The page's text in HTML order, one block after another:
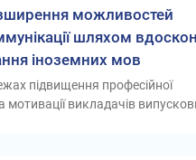
можливостей
шляхом
іноземних мов
підвищення професійної
мотивації викладачів